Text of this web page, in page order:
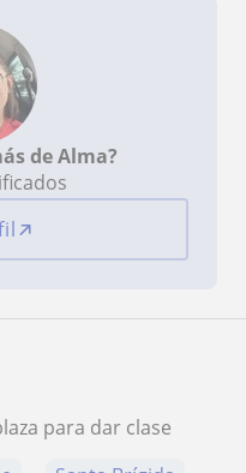
de Alma?
para dar clase